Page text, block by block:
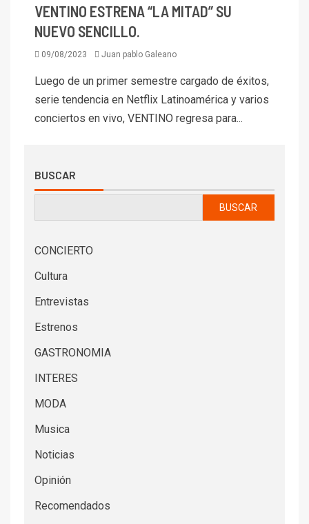
VENTINO ESTRENA “LA MITAD” SU
NUEVO SENCILLO.
09/08/2023 Juan pablo Galeano
Luego de un primer semestre cargado de éxitos,
serie tendencia en Netflix Latinoamérica y varios
conciertos en vivo, VENTINO regresa para...
BUSCAR
BUSCAR
CONCIERTO
Cultura
Entrevistas
Estrenos
GASTRONOMIA
INTERES
MODA
Musica
Noticias
Opinión
Recomendados